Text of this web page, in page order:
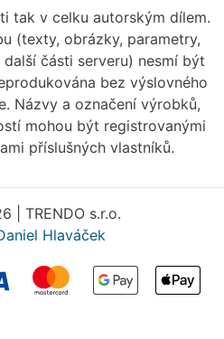
tak v celku autorským dílem.
(texty, obrázky, parametry,
části serveru) nesmí být
bez výslovného
Názvy a označení výrobků,
mohou být registrovanými
příslušných vlastníků.
| TRENDO s.r.o.
Hlaváček